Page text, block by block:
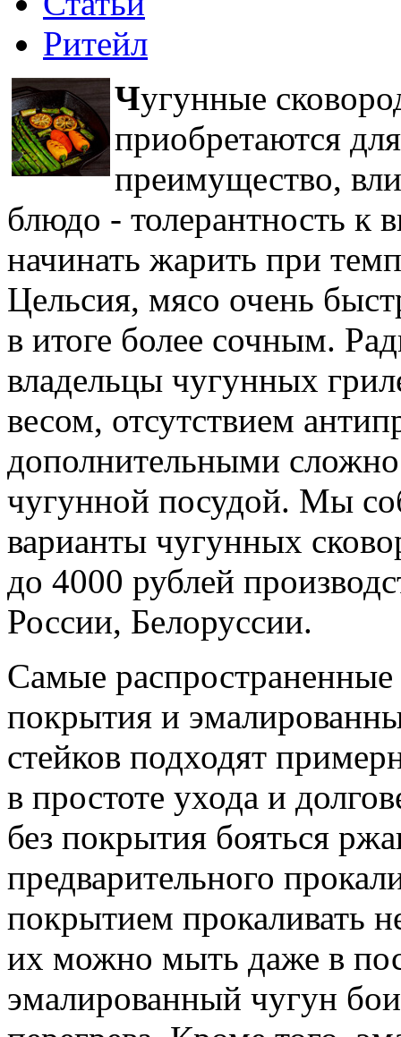
Ритейл
Чугунные
приобретаются
преимущество,
блюдо - толерантность к
начинать жарить при
Цельсия, мясо очень
в итоге более сочным.
владельцы чугунных
весом, отсутствием
дополнительными
чугунной посудой. Мы
варианты чугунных
до 4000 рублей
России, Белоруссии.
Самые распространенные
покрытия и
стейков подходят
в простоте ухода и
без покрытия бояться
предварительного
покрытием прокаливать
их можно мыть даже в
эмалированный чугун